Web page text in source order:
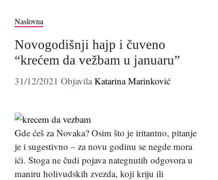
Naslovna
Novogodišnji hajp i čuveno
“krećem da vežbam u januaru”
31/12/2021 Objavila Katarina Marinković
Gde ćeš za Novaka? Osim što je iritantno, pitanje
je i sugestivno – za novu godinu se negde mora
ići. Stoga ne čudi pojava nategnutih odgovora u
maniru holivudskih zvezda, koji kriju ili